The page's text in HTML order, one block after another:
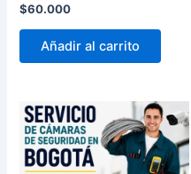
$60.000
Añadir al carrito